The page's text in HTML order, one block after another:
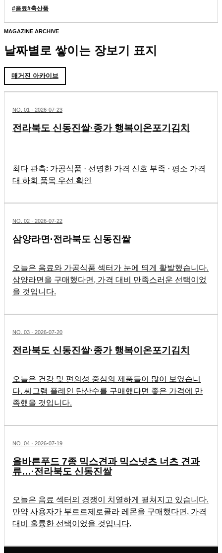
#음료#축산품
MAGAZINE ARCHIVE
날짜별로 쌓이는 장보기 표지
매거진 아카이브
NO. 01 · 2026-07-23
전라북도 신동진쌀·종가 행복이온포기김치
최다 관측: 가공식품 · 선명한 가격 신호 부족 · 평소 가격
대 하회 품목 우선 확인
NO. 02 · 2026-07-22
삼양라면·전라북도 신동진쌀
오늘은 음료와 가공식품 섹터가 눈에 띄게 활발했습니다.
삼양라면을 구매했다면, 가격 대비 만족스러운 선택이었
을 것입니다.
NO. 03 · 2026-07-20
전라북도 신동진쌀·종가 행복이온포기김치
오늘은 건강 및 편의성 중심의 제품들이 많이 보였습니
다. 씨그램 플레인 탄산수를 구매했다면 좋은 가격에 만
족했을 것입니다.
NO. 04 · 2026-07-19
올바른푸드 7종 믹스견과 믹스넛츠 너츠 견과
류…·전라북도 신동진쌀
오늘은 음료 섹터의 경쟁이 치열하게 펼쳐지고 있습니다.
만약 사용자가 부르르제로콜라 레몬을 구매했다면, 가격
대비 훌륭한 선택이었을 것입니다.